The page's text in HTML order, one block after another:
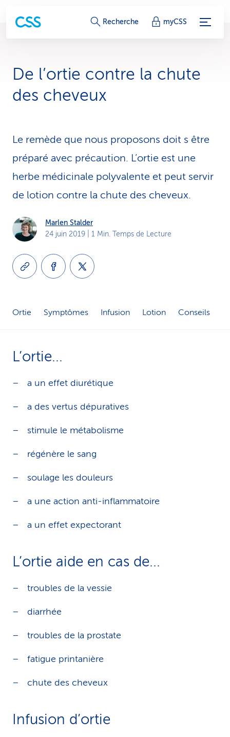
L
s
e
s
e
v
c
Recherche myCSS
De l’ortie contre la chute
des cheveux
Le remède que nous proposons doit s être
préparé avec précaution. L’ortie est une
herbe médicinale polyvalente et peut servir
de lotion contre la chute des cheveux.
Marlen Stalder
24 juin 2019 | 1 Min. Temps de Lecture
Ortie Symptômes Infusion Lotion Conseils
L’ortie...
a un effet diurétique
a des vertus dépuratives
stimule le métabolisme
régénère le sang
soulage les douleurs
a une action anti-inflammatoire
a un effet expectorant
L’ortie aide en cas de...
troubles de la vessie
diarrhée
troubles de la prostate
fatigue printanière
chute des cheveux
Infusion d’ortie